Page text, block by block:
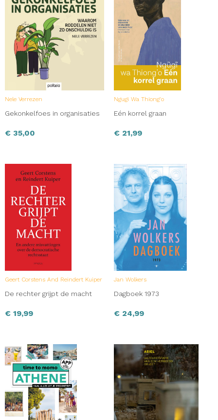
Nele Verrezen
Gekonkelfoes in organisaties
€ 35,00
Ngugi Wa Thiong'o
Eén korrel graan
€ 21,99
Geert Corstens And Reindert Kuiper
De rechter grijpt de macht
€ 19,99
Jan Wolkers
Dagboek 1973
€ 24,99